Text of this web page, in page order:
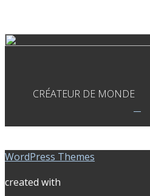
CRÉATEUR DE MONDE
WordPress Themes
created with